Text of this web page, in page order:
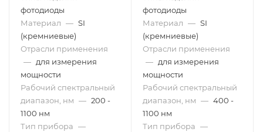
диапазон: 200 - 1100 нм,
макс. мощность: 50 мВт,
Thorlabs
фотодиоды
Материал — SI
(кремниевые)
Отрасли применения
— для измерения
мощности
Рабочий спектральный
диапазон, нм — 200 -
1100 нм
Тип прибора —
диапазон: 400 - 1100 нм,
макс. мощность: 500 мВт,
Thorlabs
фотодиоды
Материал — SI
(кремниевые)
Отрасли применения
— для измерения
мощности
Рабочий спектральный
диапазон, нм — 400 -
1100 нм
Тип прибора —